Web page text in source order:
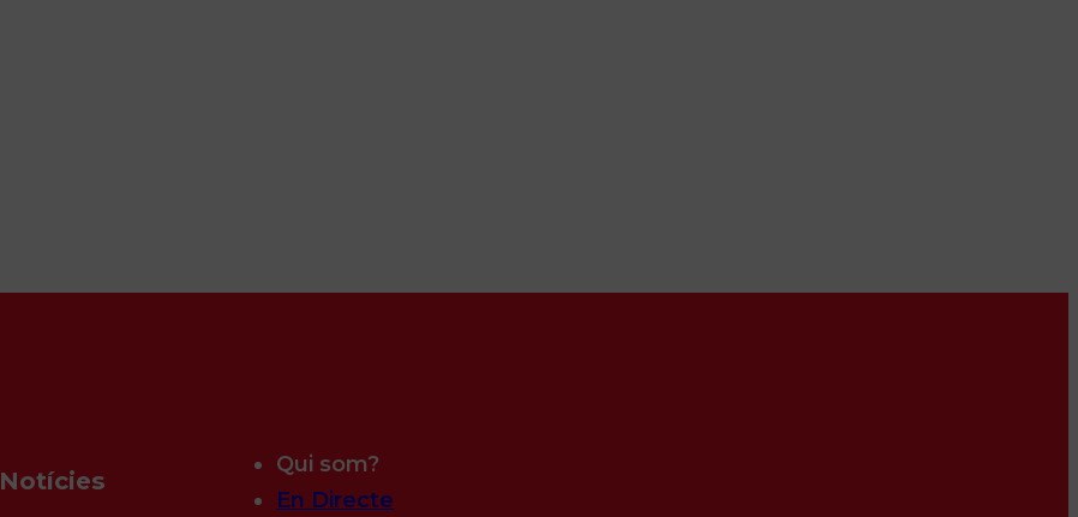
Notícies
Qui som?
En Directe